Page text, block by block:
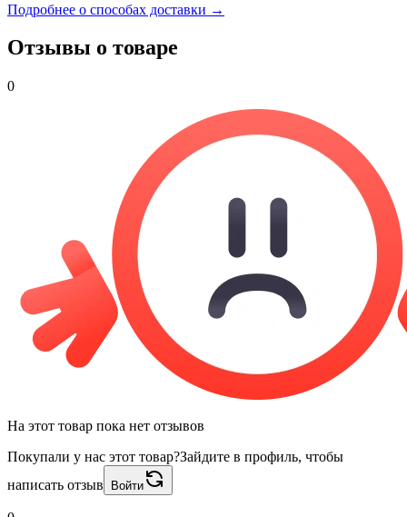
Подробнее о способах доставки →
Отзывы о товаре
0
На этот товар пока нет отзывов
Покупали у нас этот товар?Зайдите в профиль, чтобы
написать отзыв
Войти